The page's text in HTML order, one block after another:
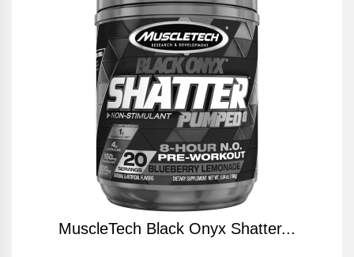
MuscleTech Black Onyx Shatter...